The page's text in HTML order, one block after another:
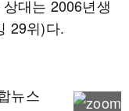
대는 2006년생
29위)다.